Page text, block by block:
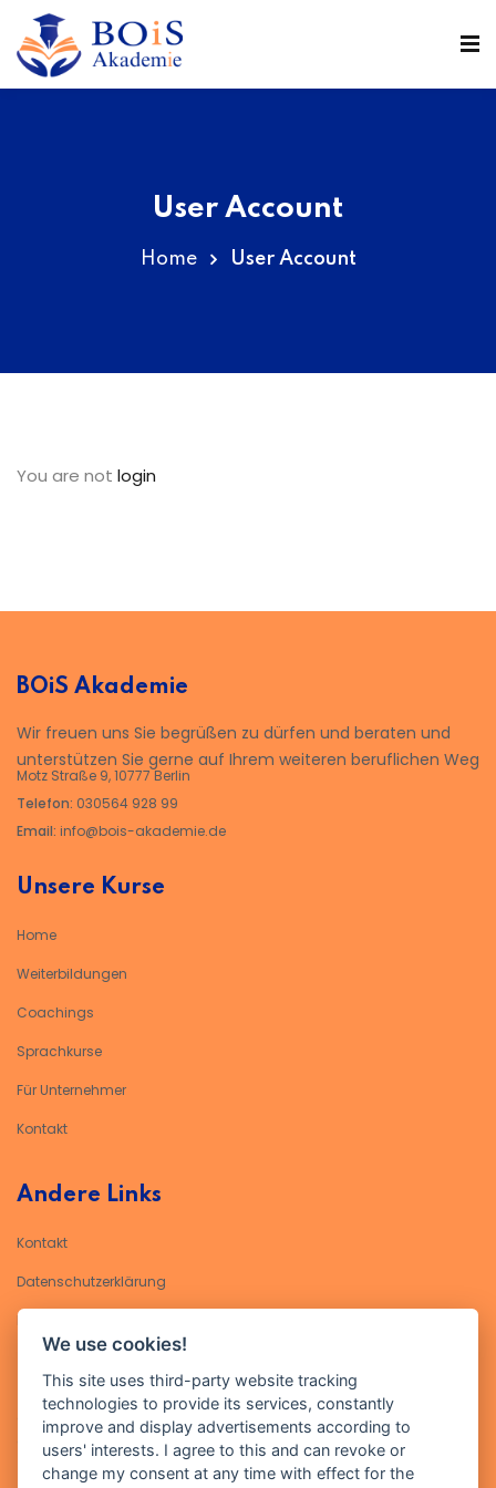
User Account
Home User Account
You are not login
BOiS Akademie
Wir freuen uns Sie begrüßen zu dürfen und beraten und
unterstützen Sie gerne auf Ihrem weiteren beruflichen Weg
Motz Straße 9, 10777 Berlin
Telefon: 030564 928 99
Email: info@bois-akademie.de
Unsere Kurse
Home
Weiterbildungen
Coachings
Sprachkurse
Für Unternehmer
Kontakt
Andere Links
Kontakt
Datenschutzerklärung​
Impressum
Kontakt
Geben Sie Ihre E-Mail-Adresse ein, um sich für unseren Newsletter
anzumelden
We use cookies!
This site uses third-party website tracking
technologies to provide its services, constantly
improve and display advertisements according to
users' interests. I agree to this and can revoke or
change my consent at any time with effect for the